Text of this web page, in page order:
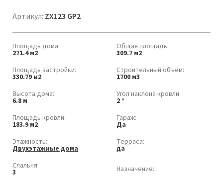
Артикул: ZX123 GP2
Площадь дома:
271.4 м2
Общая площадь:
309.7 м2
Площадь застройки:
330.79 м2
Строительный объём:
1700 м3
Высота дома:
6.8 м
Угол наклона кровли:
2 °
Площадь кровли:
183.9 м2
Гараж:
Да
Этажность:
Двухэтажные дома
Терраса:
да
Спальня:
3 Назначение: